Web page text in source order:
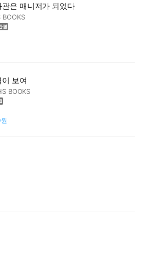
관은 매니저가 되었다
BOOKS
보여
BOOKS